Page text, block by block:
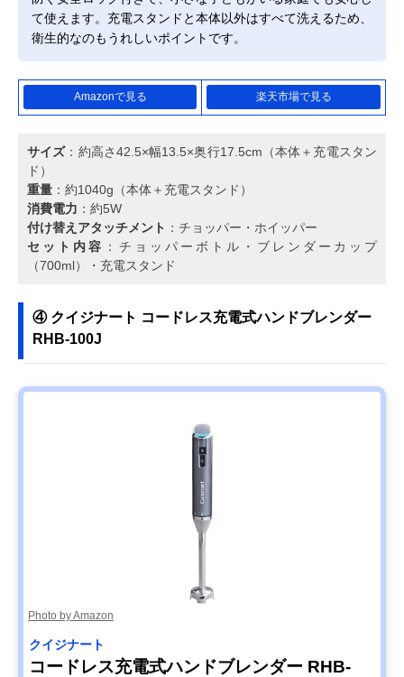
て使えます。充電スタンドと本体以外はすべて洗えるため、
衛生的なのもうれしいポイントです。
Amazonで見る 楽天市場で見る
サイズ：約高さ42.5×幅13.5×奥行17.5cm（本体＋充電スタン
ド）
重量 ：約1040g（本体＋充電スタンド）
消費電力 ：約5W
付け替えアタッチメント ：チョッパー・ホイッパー
セット内容 ：チョッパーボトル・ブレンダーカップ
（700ml）・充電スタンド
④ クイジナート コードレス充電式ハンドブレンダー
RHB-100J
Photo by Amazon
クイジナート
コードレス充電式ハンドブレンダー RHB-